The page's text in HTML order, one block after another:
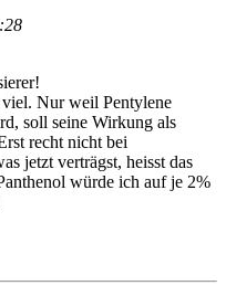
Nur weil Pentylene
soll seine Wirkung als
recht nicht bei
jetzt verträgst, heisst das
würde ich auf je 2%